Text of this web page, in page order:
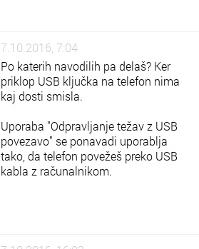
7.10.2016, 7:04
Po katerih navodilih pa delaš? Ker
priklop USB ključka na telefon nima
kaj dosti smisla.
Uporaba "Odpravljanje težav z USB
povezavo" se ponavadi uporablja
tako, da telefon povežeš preko USB
kabla z računalnikom.